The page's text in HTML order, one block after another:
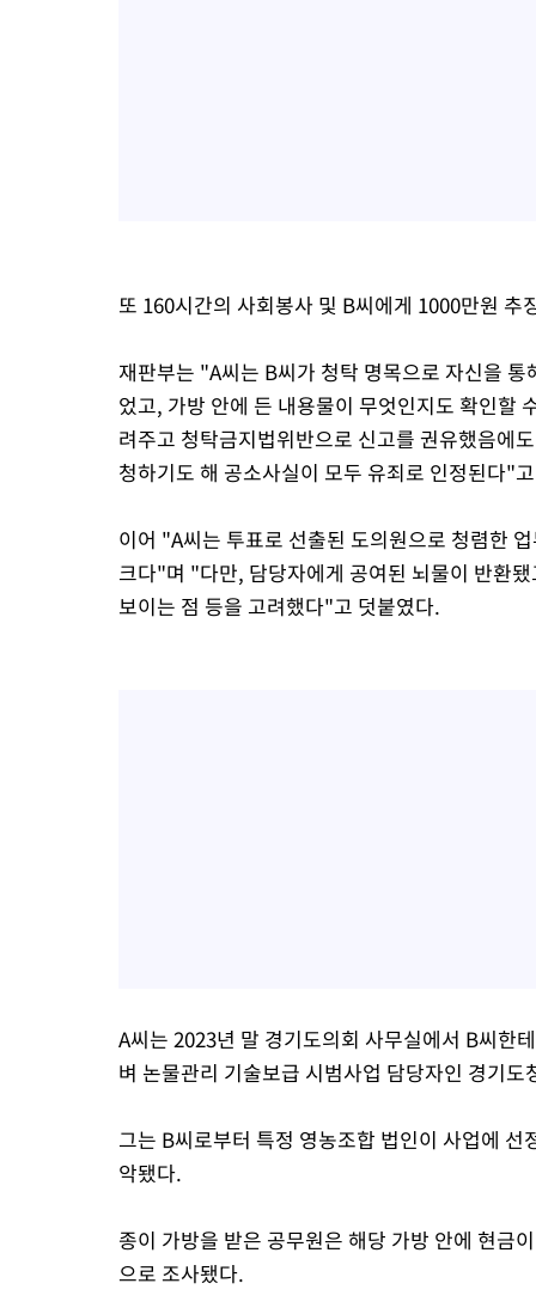
또 160시간의 사회봉사 및 B씨에게 1000만원 추
재판부는 "A씨는 B씨가 청탁 명목으로 자신을
었고, 가방 안에 든 내용물이 무엇인지도 확인할
려주고 청탁금지법위반으로 신고를 권유했음에
청하기도 해 공소사실이 모두 유죄로 인정된다"
이어 "A씨는 투표로 선출된 도의원으로 청렴한
크다"며 "다만, 담당자에게 공여된 뇌물이 반환
보이는 점 등을 고려했다"고 덧붙였다.
A씨는 2023년 말 경기도의회 사무실에서 B씨한
벼 논물관리 기술보급 시범사업 담당자인 경기
그는 B씨로부터 특정 영농조합 법인이 사업에
악됐다.
종이 가방을 받은 공무원은 해당 가방 안에 현금
으로 조사됐다.